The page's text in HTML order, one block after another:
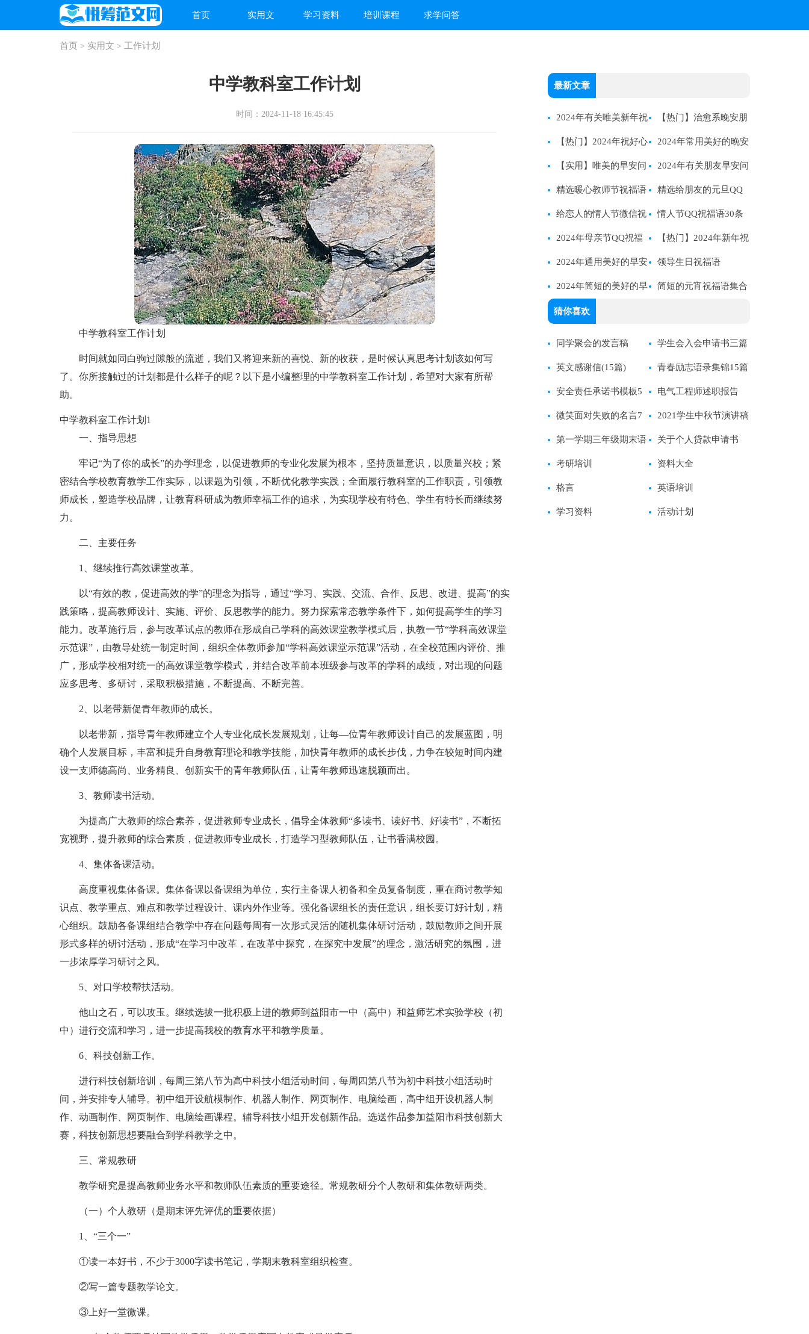
首页 实用文 学习资料 培训课程 求学问答
首页 > 实用文 > 工作计划
中学教科室工作计划
时间：2024-11-18 16:45:45
中学教科室工作计划
时间就如同白驹过隙般的流逝，我们又将迎来新的喜悦、新的收获，是时候认真思考计划该如何写
了。你所接触过的计划都是什么样子的呢？以下是小编整理的中学教科室工作计划，希望对大家有所帮
助。
中学教科室工作计划1
一、指导思想
牢记“为了你的成长”的办学理念，以促进教师的专业化发展为根本，坚持质量意识，以质量兴校；紧
密结合学校教育教学工作实际，以课题为引领，不断优化教学实践；全面履行教科室的工作职责，引领教
师成长，塑造学校品牌，让教育科研成为教师幸福工作的追求，为实现学校有特色、学生有特长而继续努
力。
二、主要任务
1、继续推行高效课堂改革。
以“有效的教，促进高效的学”的理念为指导，通过“学习、实践、交流、合作、反思、改进、提高”的实
践策略，提高教师设计、实施、评价、反思教学的能力。努力探索常态教学条件下，如何提高学生的学习
能力。改革施行后，参与改革试点的教师在形成自己学科的高效课堂教学模式后，执教一节“学科高效课堂
示范课”，由教导处统一制定时间，组织全体教师参加“学科高效课堂示范课”活动，在全校范围内评价、推
广，形成学校相对统一的高效课堂教学模式，并结合改革前本班级参与改革的学科的成绩，对出现的问题
应多思考、多研讨，采取积极措施，不断提高、不断完善。
2、以老带新促青年教师的成长。
以老带新，指导青年教师建立个人专业化成长发展规划，让每—位青年教师设计自己的发展蓝图，明
确个人发展目标，丰富和提升自身教育理论和教学技能，加快青年教师的成长步伐，力争在较短时间内建
设一支师德高尚、业务精良、创新实干的青年教师队伍，让青年教师迅速脱颖而出。
3、教师读书活动。
为提高广大教师的综合素养，促进教师专业成长，倡导全体教师“多读书、读好书、好读书”，不断拓
宽视野，提升教师的综合素质，促进教师专业成长，打造学习型教师队伍，让书香满校园。
4、集体备课活动。
高度重视集体备课。集体备课以备课组为单位，实行主备课人初备和全员复备制度，重在商讨教学知
识点、教学重点、难点和教学过程设计、课内外作业等。强化备课组长的责任意识，组长要订好计划，精
心组织。鼓励各备课组结合教学中存在问题每周有一次形式灵活的随机集体研讨活动，鼓励教师之间开展
形式多样的研讨活动，形成“在学习中改革，在改革中探究，在探究中发展”的理念，激活研究的氛围，进
一步浓厚学习研讨之风。
5、对口学校帮扶活动。
他山之石，可以攻玉。继续选拔一批积极上进的教师到益阳市一中（高中）和益师艺术实验学校（初
中）进行交流和学习，进一步提高我校的教育水平和教学质量。
6、科技创新工作。
进行科技创新培训，每周三第八节为高中科技小组活动时间，每周四第八节为初中科技小组活动时
间，并安排专人辅导。初中组开设航模制作、机器人制作、网页制作、电脑绘画，高中组开设机器人制
作、动画制作、网页制作、电脑绘画课程。辅导科技小组开发创新作品。选送作品参加益阳市科技创新大
赛，科技创新思想要融合到学科教学之中。
三、常规教研
教学研究是提高教师业务水平和教师队伍素质的重要途径。常规教研分个人教研和集体教研两类。
（一）个人教研（是期末评先评优的重要依据）
1、“三个一”
①读一本好书，不少于3000字读书笔记，学期末教科室组织检查。
②写一篇专题教学论文。
③上好一堂微课。
最新文章
2024年有关唯美新年祝
福语汇总96条
【热门】治愈系晚安朋
友圈问候语汇编31条
【热门】2024年祝好心
情的早安QQ问候语20句
2024年常用美好的晚安
QQ问候语48句
【实用】唯美的早安问
候语短信48句
2024年有关朋友早安问
候语锦集52句
精选暖心教师节祝福语
摘录44条
精选给朋友的元旦QQ
祝福语36句
给恋人的情人节微信祝
福语41条
情人节QQ祝福语30条
2024年母亲节QQ祝福
语58句
【热门】2024年新年祝
福语合集65句
2024年通用美好的早安
祝福语语录39句
领导生日祝福语
2024年简短的美好的早
安QQ祝福语大合集51条
简短的元宵祝福语集合
猜你喜欢
同学聚会的发言稿 学生会入会申请书三篇
英文感谢信(15篇) 青春励志语录集锦15篇
安全责任承诺书模板5
篇
电气工程师述职报告
微笑面对失败的名言7
篇
2021学生中秋节演讲稿
第一学期三年级期末语
文试卷分析
关于个人贷款申请书
考研培训 资料大全
格言 英语培训
学习资料 活动计划